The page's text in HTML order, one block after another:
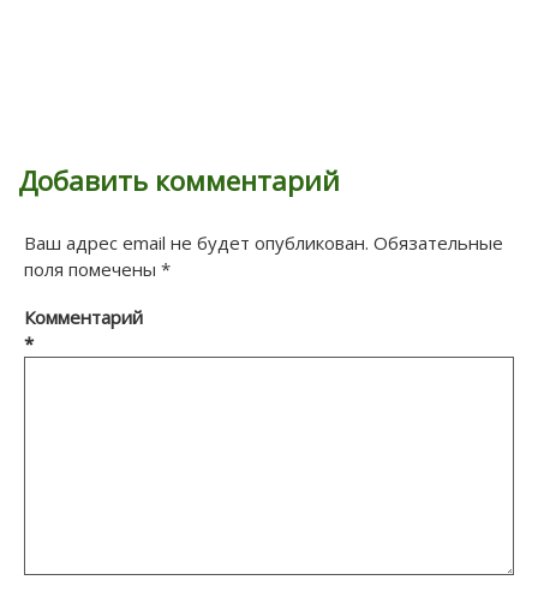
Добавить комментарий
Ваш адрес email не будет опубликован. Обязательные
поля помечены *
Комментарий
*